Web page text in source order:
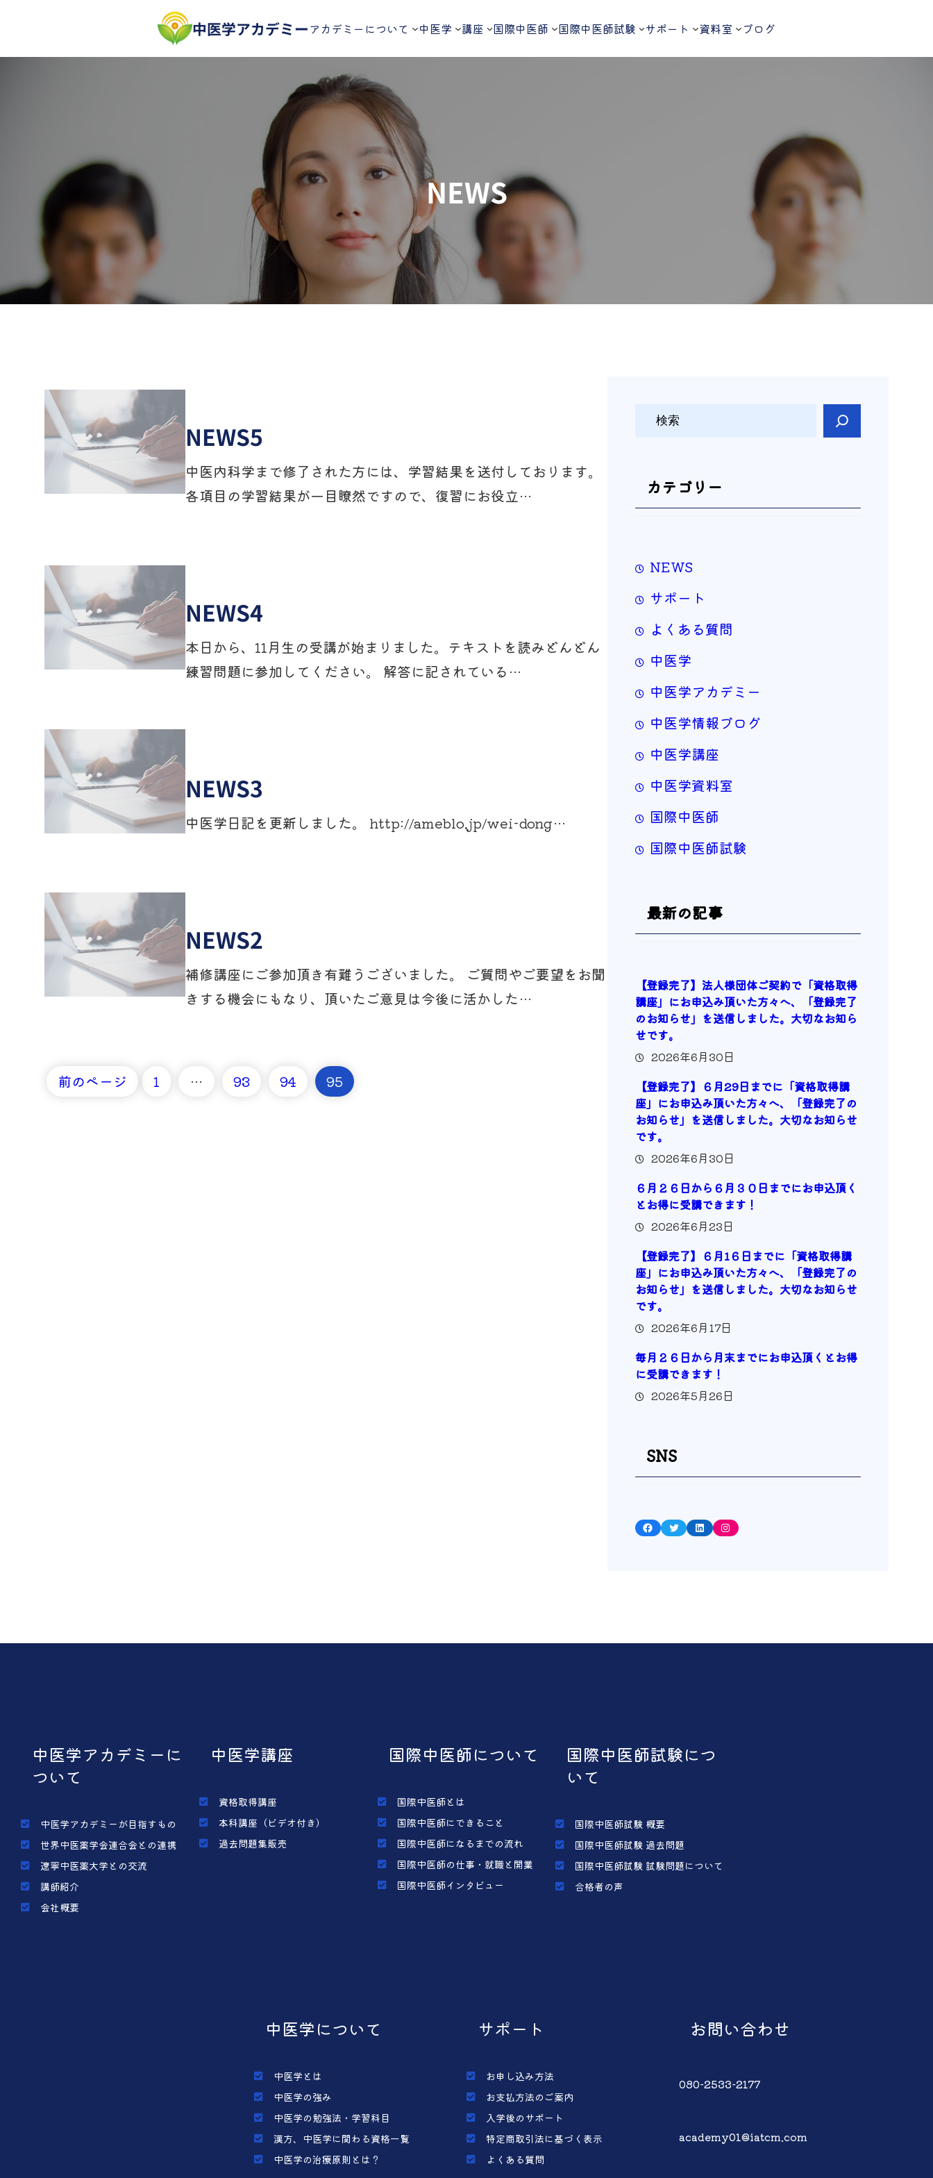
中医学アカデミーアカデミーについて 中医学 講座 国際中医師 国際中医師試験 サポート 資料室 ブログ
NEWS
NEWS5
中医内科学まで修了された方には、学習結果を送付しております。
各項目の学習結果が一目瞭然ですので、復習にお役立…
NEWS4
本日から、11月生の受講が始まりました。テキストを読みどんどん
練習問題に参加してください。 解答に記されている…
NEWS3
中医学日記を更新しました。 http://ameblo.jp/wei-dong…
NEWS2
補修講座にご参加頂き有難うございました。 ご質問やご要望をお聞
きする機会にもなり、頂いたご意見は今後に活かした…
前のページ 1 … 93 94 95
カテゴリー
NEWS
サポート
よくある質問
中医学
中医学アカデミー
中医学情報ブログ
中医学講座
中医学資料室
国際中医師
国際中医師試験
最新の記事
【登録完了】法人様団体ご契約で「資格取得
講座」にお申込み頂いた方々へ、「登録完了
のお知らせ」を送信しました。大切なお知ら
せです。
2026年6月30日
【登録完了】６月29日までに「資格取得講
座」にお申込み頂いた方々へ、「登録完了の
お知らせ」を送信しました。大切なお知らせ
です。
2026年6月30日
６月２６日から６月３０日までにお申込頂く
とお得に受講できます！
2026年6月23日
【登録完了】６月1６日までに「資格取得講
座」にお申込み頂いた方々へ、「登録完了の
お知らせ」を送信しました。大切なお知らせ
です。
2026年6月17日
毎月２６日から月末までにお申込頂くとお得
に受講できます！
2026年5月26日
SNS
Facebook Twitter LinkedIn Instagram
中医学アカデミーに
ついて
中医学アカデミーが目指すもの
世界中医薬学会連合会との連携
遼寧中医薬大学との交流
講師紹介
会社概要
中医学講座
資格取得講座
本科講座（ビデオ付き）
過去問題集販売
国際中医師について
国際中医師とは
国際中医師にできること
国際中医師になるまでの流れ
国際中医師の仕事・就職と開業
国際中医師インタビュー
国際中医師試験につ
いて
国際中医師試験 概要
国際中医師試験 過去問題
国際中医師試験 試験問題について
合格者の声
中医学について
中医学とは
中医学の強み
中医学の勉強法・学習科目
漢方、中医学に関わる資格一覧
中医学の治療原則とは？
サポート
お申し込み方法
お支払方法のご案内
入学後のサポート
特定商取引法に基づく表示
よくある質問
お問い合わせ
080-2533-2177
academy01@iatcm.com